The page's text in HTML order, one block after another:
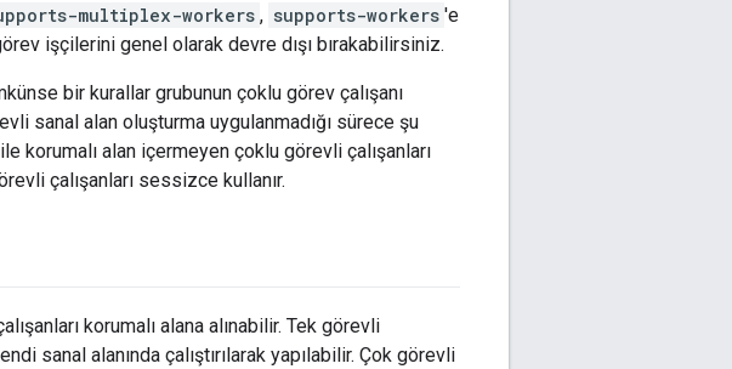
multiplex-workers , supports-workers 'e
işçilerini genel olarak devre dışı bırakabilirsiniz.
bir kurallar grubunun çoklu görev çalışanı
sanal alan oluşturma uygulanmadığı sürece şu
korumalı alan içermeyen çoklu görevli çalışanları
çalışanları sessizce kullanır.
korumalı alana alınabilir. Tek görevli
sanal alanında çalıştırılarak yapılabilir. Çok görevli